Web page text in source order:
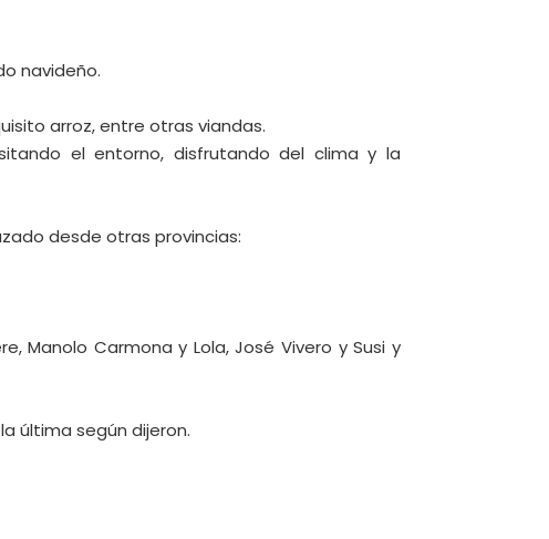
navideño.
arroz, entre otras viandas.
el entorno, disfrutando del clima y la
desde otras provincias:
Manolo Carmona y Lola, José Vivero y Susi y
última según dijeron.